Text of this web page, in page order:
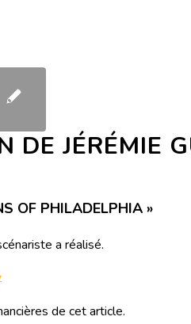
DE JÉRÉMIE
OF PHILADELPHIA »
a réalisé.
de cet article.